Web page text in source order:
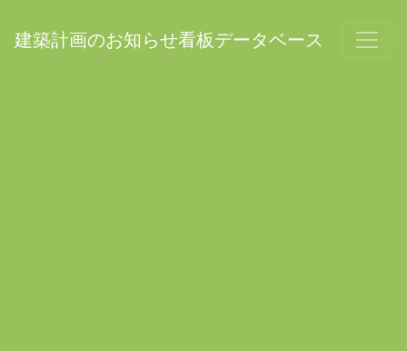
建築計画のお知らせ看板データベース